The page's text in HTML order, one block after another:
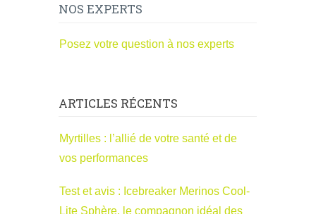
NOS EXPERTS
Posez votre question à nos experts
ARTICLES RÉCENTS
Myrtilles : l’allié de votre santé et de
vos performances
Test et avis : Icebreaker Merinos Cool-
Lite Sphère, le compagnon idéal des